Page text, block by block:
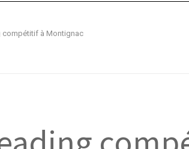
compétitif à Montignac